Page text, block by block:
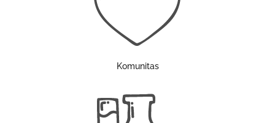
Komunitas